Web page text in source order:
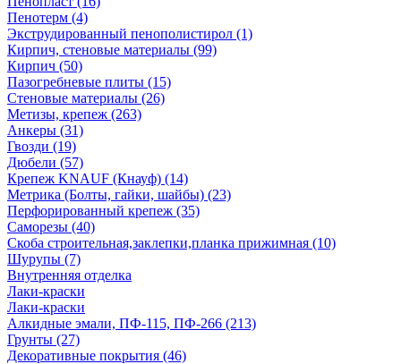
Пенотерм (4)
Экструдированный пенополистирол (1)
Кирпич, стеновые материалы (99)
Кирпич (50)
Пазогребневые плиты (15)
Стеновые материалы (26)
Метизы, крепеж (263)
Анкеры (31)
Гвозди (19)
Дюбели (57)
Крепеж KNAUF (Кнауф) (14)
Метрика (Болты, гайки, шайбы) (23)
Перфорированный крепеж (35)
Саморезы (40)
Скоба строительная,заклепки,планка прижимная (10)
Шурупы (7)
Внутренняя отделка
Лаки-краски
Лаки-краски
Алкидные эмали, ПФ-115, ПФ-266 (213)
Грунты (27)
Декоративные покрытия (46)